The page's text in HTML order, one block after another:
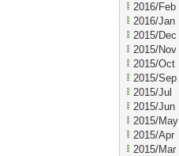
2016/Feb
2016/Jan
2015/Dec
2015/Nov
2015/Oct
2015/Sep
2015/Jul
2015/Jun
2015/May
2015/Apr
2015/Mar